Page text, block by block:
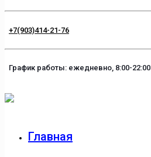
+7(903)414-21-76
График работы: ежедневно, 8:00-22:00
Главная